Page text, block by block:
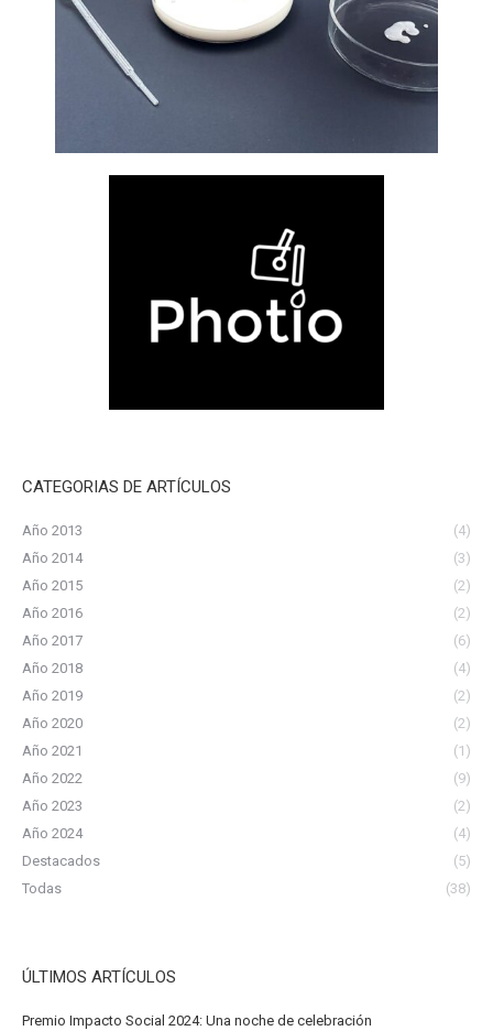
CATEGORIAS DE ARTÍCULOS
Año 2013
(4)
Año 2014
(3)
Año 2015
(2)
Año 2016
(2)
Año 2017
(6)
Año 2018
(4)
Año 2019
(2)
Año 2020
(2)
Año 2021
(1)
Año 2022
(9)
Año 2023
(2)
Año 2024
(4)
Destacados
(5)
Todas
(38)
ÚLTIMOS ARTÍCULOS
Premio Impacto Social 2024: Una noche de celebración